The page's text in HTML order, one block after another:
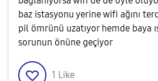
baz istasyonu yerine wifi ağını
pil ömrünü uzatıyor hemde baya
sorunun önüne geçiyor
1 Like